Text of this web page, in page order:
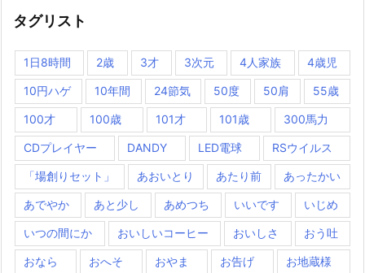
タグリスト
1日8時間 2歳 3才 3次元 4人家族 4歳児
10円ハゲ 10年間 24節気 50度 50肩 55歳
100才 100歳 101才 101歳 300馬力
CDプレイヤー DANDY LED電球 RSウイルス
「場創りセット」 あおいとり あたり前 あったかい
あでやか あと少し あめつち いいです いじめ
いつの間にか おいしいコーヒー おいしさ おう吐
おなら おへそ おやま お告げ お地蔵様